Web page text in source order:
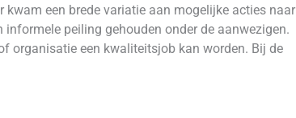
een brede variatie aan mogelijke acties naar
peiling gehouden onder de aanwezigen.
organisatie een kwaliteitsjob kan worden. Bij de